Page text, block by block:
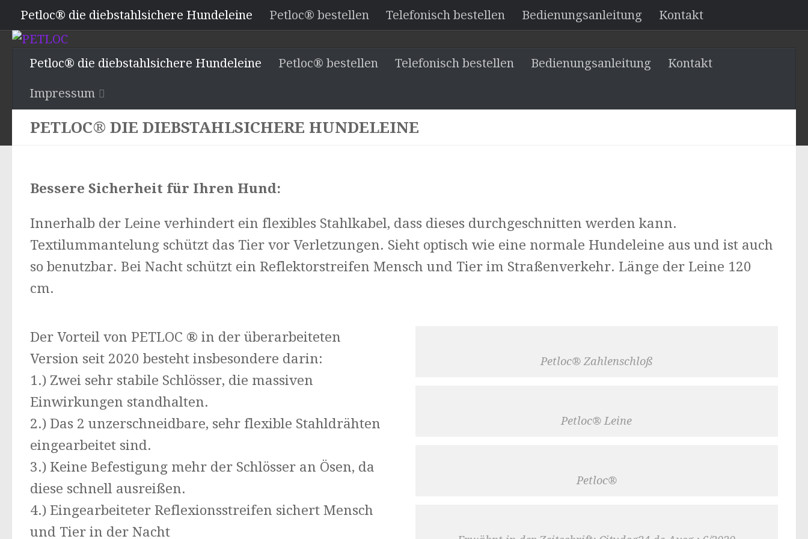
Petloc® die diebstahlsichere Hundeleine Petloc® bestellen Telefonisch bestellen Bedienungsanleitung Kontakt
Impressum
Petloc® die diebstahlsichere Hundeleine
Petloc® bestellen Telefonisch bestellen Bedienungsanleitung Kontakt
Impressum
PETLOC® DIE DIEBSTAHLSICHERE HUNDELEINE
Bessere Sicherheit für Ihren Hund:
Innerhalb der Leine verhindert ein flexibles Stahlkabel, dass dieses durchgeschnitten werden kann.
Textilummantelung schützt das Tier vor Verletzungen. Sieht optisch wie eine normale Hundeleine aus und ist auch
so benutzbar. Bei Nacht schützt ein Reflektorstreifen Mensch und Tier im Straßenverkehr. Länge der Leine 120
cm.
Der Vorteil von PETLOC ® in der überarbeiteten
Version seit 2020 besteht insbesondere darin:
1.) Zwei sehr stabile Schlösser, die massiven
Einwirkungen standhalten.
2.) Das 2 unzerschneidbare, sehr flexible Stahldrähten
eingearbeitet sind.
3.) Keine Befestigung mehr der Schlösser an Ösen, da
diese schnell ausreißen.
4.) Eingearbeiteter Reflexionsstreifen sichert Mensch
und Tier in der Nacht
Petloc® Zahlenschloß
Petloc® Leine
Petloc®